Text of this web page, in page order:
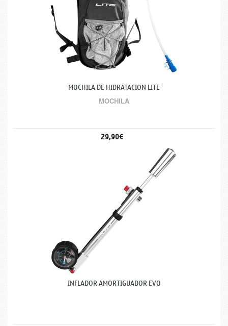
MOCHILA DE HIDRATACION LITE
MOCHILA
29,90€
INFLADOR AMORTIGUADOR EVO